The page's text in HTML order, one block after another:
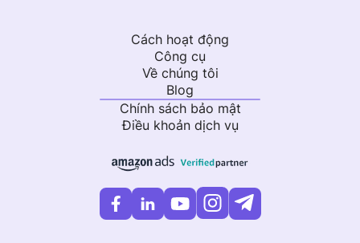
Cách hoạt động
Công cụ
Về chúng tôi
Blog
Chính sách bảo mật
Điều khoản dịch vụ